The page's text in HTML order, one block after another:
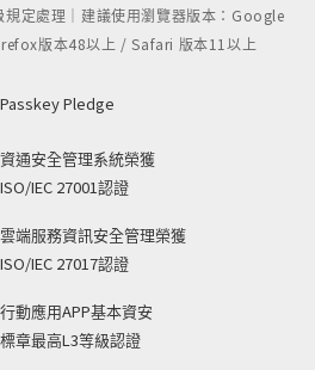
定處理｜建議使用瀏覽器版本：Google
版本48以上 / Safari 版本11以上
Passkey Pledge
資通安全管理系統榮獲
ISO/IEC 27001認證
雲端服務資訊安全管理榮獲
ISO/IEC 27017認證
行動應用APP基本資安
標章最高L3等級認證